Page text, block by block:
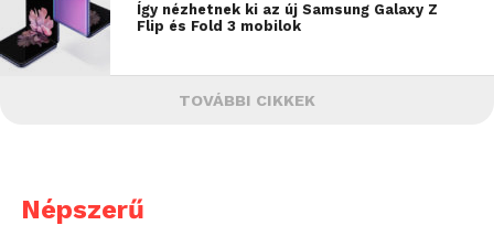
Így nézhetnek ki az új Samsung Galaxy Z
Flip és Fold 3 mobilok
TOVÁBBI CIKKEK
Népszerű